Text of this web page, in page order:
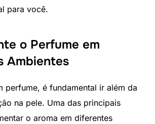
para você.
o Perfume em
Ambientes
perfume, é fundamental ir além da
na pele. Uma das principais
o aroma em diferentes